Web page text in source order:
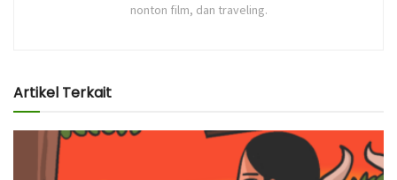
nonton film, dan traveling.
Artikel Terkait